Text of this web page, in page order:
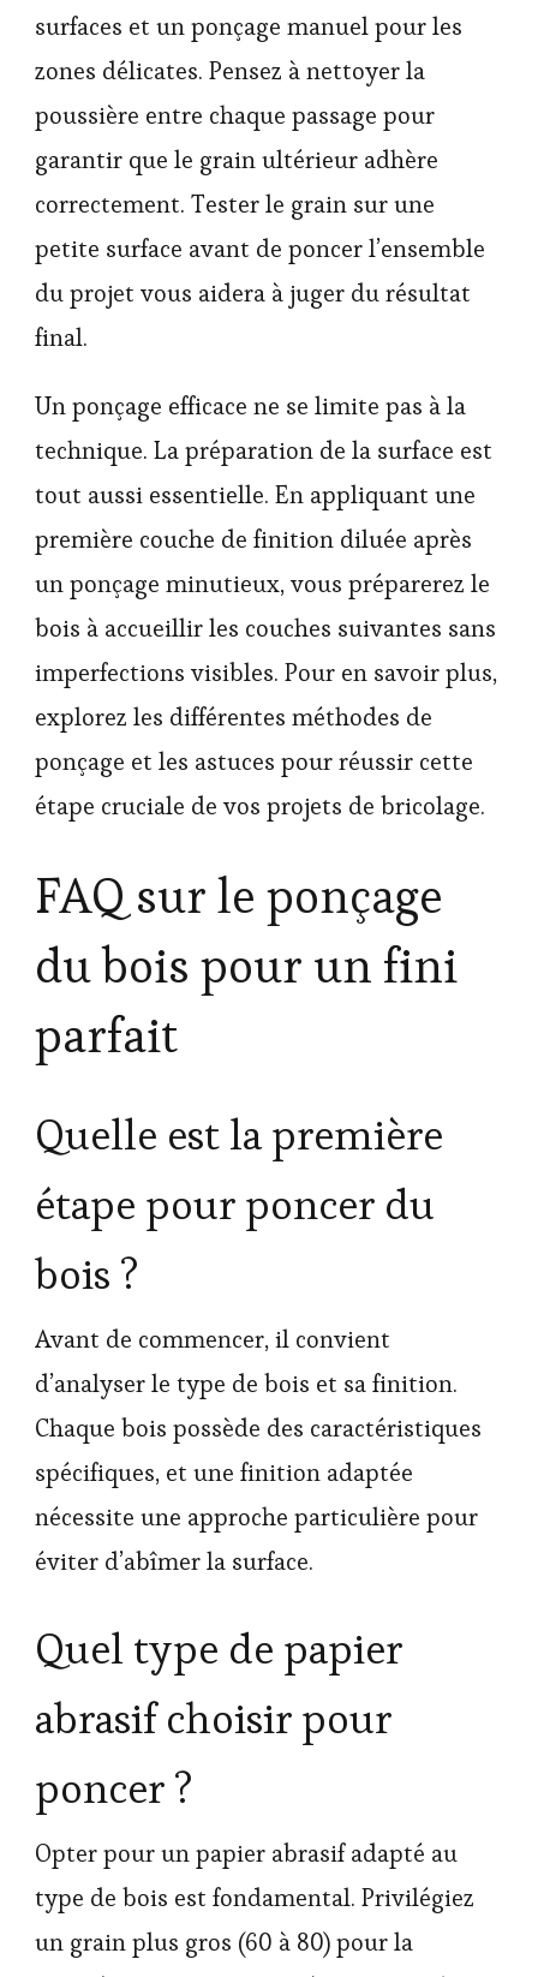
surfaces et un ponçage manuel pour les
zones délicates. Pensez à nettoyer la
poussière entre chaque passage pour
garantir que le grain ultérieur adhère
correctement. Tester le grain sur une
petite surface avant de poncer l’ensemble
du projet vous aidera à juger du résultat
final.
Un ponçage efficace ne se limite pas à la
technique. La préparation de la surface est
tout aussi essentielle. En appliquant une
première couche de finition diluée après
un ponçage minutieux, vous préparerez le
bois à accueillir les couches suivantes sans
imperfections visibles. Pour en savoir plus,
explorez les différentes méthodes de
ponçage et les astuces pour réussir cette
étape cruciale de vos projets de bricolage.
FAQ sur le ponçage
du bois pour un fini
parfait
Quelle est la première
étape pour poncer du
bois ?
Avant de commencer, il convient
d’analyser le type de bois et sa finition.
Chaque bois possède des caractéristiques
spécifiques, et une finition adaptée
nécessite une approche particulière pour
éviter d’abîmer la surface.
Quel type de papier
abrasif choisir pour
poncer ?
Opter pour un papier abrasif adapté au
type de bois est fondamental. Privilégiez
un grain plus gros (60 à 80) pour la